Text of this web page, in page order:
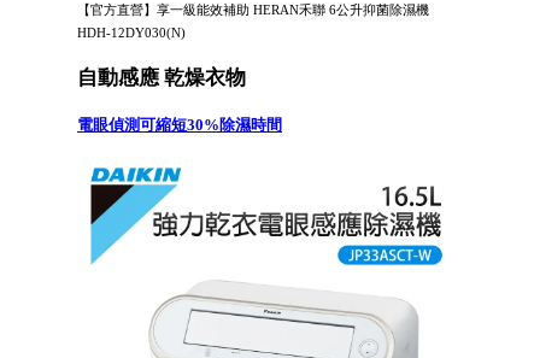
【官方直營】享一級能效補助 HERAN禾聯 6公升抑菌除濕機
HDH-12DY030(N)
自動感應 乾燥衣物
電眼偵測可縮短30%除濕時間